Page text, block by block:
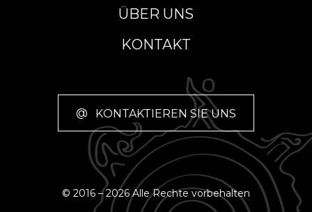
ÜBER UNS
KONTAKT
@ KONTAKTIEREN SIE UNS
© 2016 – 2026 Alle Rechte vorbehalten